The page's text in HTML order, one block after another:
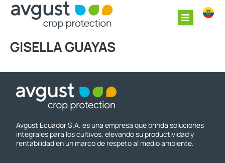
GISELLA GUAYAS
Avgust Ecuador S.A. es una empresa que brinda soluciones
integrales para los cultivos, elevando su productividad y
rentabilidad en un marco de respeto al medio ambiente.